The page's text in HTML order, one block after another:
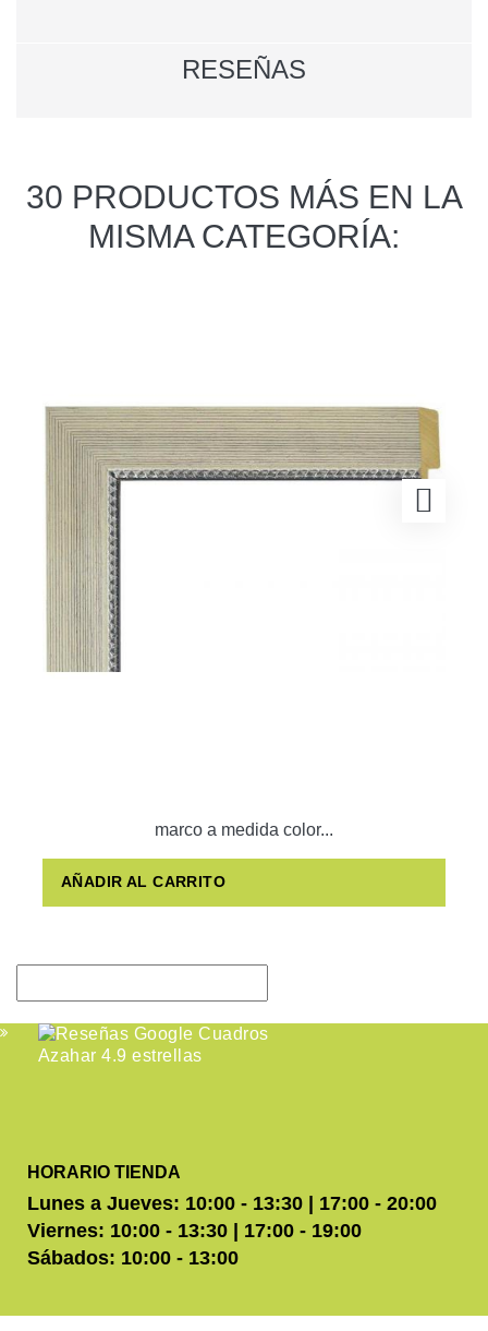
RESEÑAS
30 PRODUCTOS MÁS EN LA
MISMA CATEGORÍA:
marco a medida color...
AÑADIR AL CARRITO
HORARIO TIENDA
Lunes a Jueves: 10:00 - 13:30 | 17:00 - 20:00
Viernes: 10:00 - 13:30 | 17:00 - 19:00
Sábados: 10:00 - 13:00